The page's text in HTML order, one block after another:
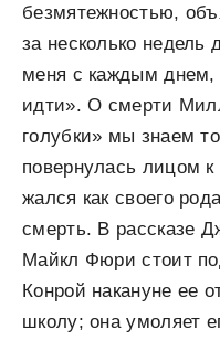
безмятежностью,
за несколько
меня с каждым днем,
идти». О смерти
голубки» мы знаем
повернулась лицом
жался как своего
смерть. В рассказе
Майкл Фюри стоит
Конрой накануне ее
школу; она умоляет